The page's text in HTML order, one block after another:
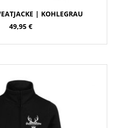
| KOHLEGRAU
49,95 €